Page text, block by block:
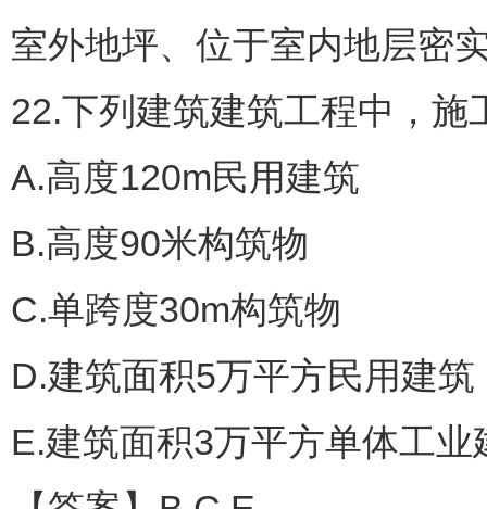
室外地坪、位于室内地层密
22.下列建筑建筑工程中，
A.高度120m民用建筑
B.高度90米构筑物
C.单跨度30m构筑物
D.建筑面积5万平方民用建筑
E.建筑面积3万平方单体工业